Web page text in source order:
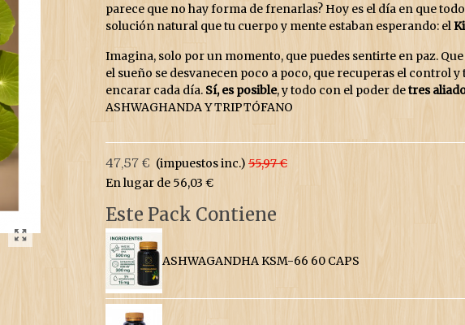
parece que no hay forma de frenarlas? Hoy es el día en que
solución natural que tu cuerpo y mente estaban esperando: el
Imagina, solo por un momento, que puedes sentirte en paz.
el sueño se desvanecen poco a poco, que recuperas el control
encarar cada día. Sí, es posible, y todo con el poder detres
ASHWAGHANDA Y TRIPTÓFANO
47,57 € (impuestos inc.) 55,97 €
En lugar de 56,03 €
Este Pack Contiene
ASHWAGANDHA KSM-66 60 CAPS